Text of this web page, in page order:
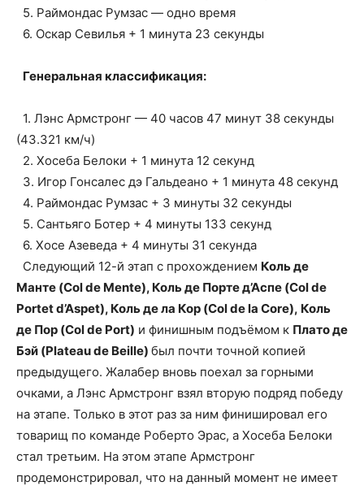
5. Раймондас Румзас — одно время
6. Оскар Севилья + 1 минута 23 секунды
Генеральная классификация:
1. Лэнс Армстронг — 40 часов 47 минут 38 секунды
(43.321 км/ч)
2. Хосеба Белоки + 1 минута 12 секунд
3. Игор Гонсалес дэ Гальдеано + 1 минута 48 секунд
4. Раймондас Румзас + 3 минуты 32 секунды
5. Сантьяго Ботер + 4 минуты 133 секунд
6. Хосе Азеведа + 4 минуты 31 секунда
Следующий 12-й этап с прохождением Коль де
Манте (Col de Mente), Коль де Порте д’Аспе (Col de
Portet d’Aspet), Коль де ла Кор (Col de la Core), Коль
де Пор (Col de Port) и финишным подъёмом к Плато де
Бэй (Plateau de Beille) был почти точной копией
предыдущего. Жалабер вновь поехал за горными
очками, а Лэнс Армстронг взял вторую подряд победу
на этапе. Только в этот раз за ним финишировал его
товарищ по команде Роберто Эрас, а Хосеба Белоки
стал третьим. На этом этапе Армстронг
продемонстрировал, что на данный момент не имеет